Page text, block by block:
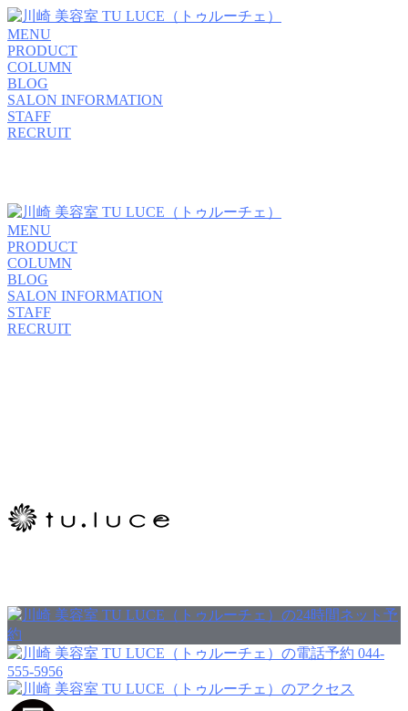
MENU
PRODUCT
COLUMN
BLOG
SALON INFORMATION
STAFF
RECRUIT
MENU
PRODUCT
COLUMN
BLOG
SALON INFORMATION
STAFF
RECRUIT
044-
555-5956